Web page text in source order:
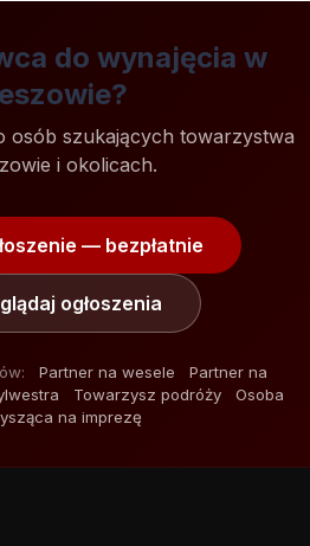
do wynajęcia w
osób szukających towarzystwa
i okolicach.
— bezpłatnie
ogłoszenia
Partner na wesele
Partner na
Towarzysz podróży
Osoba
na imprezę